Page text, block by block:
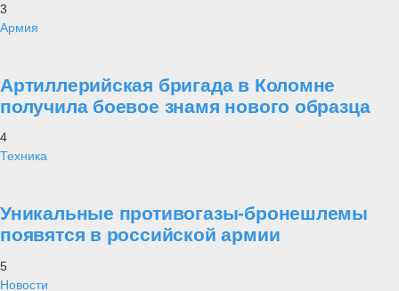
3
Армия
Артиллерийская бригада в Коломне
получила боевое знамя нового образца
4
Техника
Уникальные противогазы-бронешлемы
появятся в российской армии
5
Новости